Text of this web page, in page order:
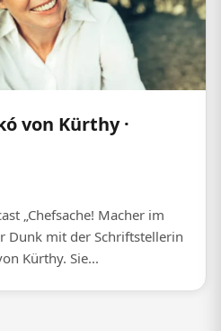
von Kürthy ·
„Chefsache! Macher im
Dunk mit der Schriftstellerin
Kürthy. Sie...